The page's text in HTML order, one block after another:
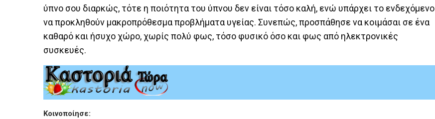
ύπνο σου διαρκώς, τότε η ποιότητα του ύπνου δεν είναι τόσο καλή, ενώ υπάρχει το ενδεχόμενο
να προκληθούν μακροπρόθεσμα προβλήματα υγείας. Συνεπώς, προσπάθησε να κοιμάσαι σε ένα
καθαρό και ήσυχο χώρο, χωρίς πολύ φως, τόσο φυσικό όσο και φως από ηλεκτρονικές
συσκευές.
Κοινοποίησε: